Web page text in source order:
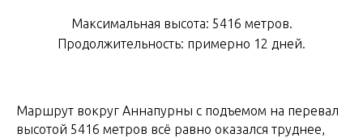
Максимальная высота: 5416 метров.
Продолжительность: примерно 12 дней.
Маршрут вокруг Аннапурны с подъемом на перевал
высотой 5416 метров всё равно оказался труднее,